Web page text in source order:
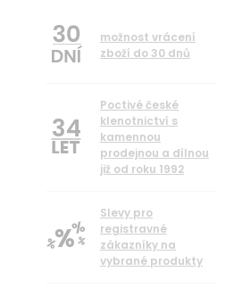
možnost vrácení
zboží do 30 dnů
34
Poctivé české
klenotnictví s
kamennou
prodejnou a dílnou
již od roku 1992
Slevy pro
registravné
zákazníky na
vybrané produkty